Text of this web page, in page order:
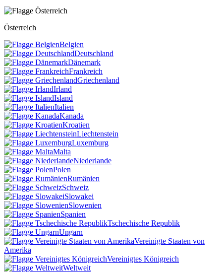
Österreich
Belgien
Deutschland
Dänemark
Frankreich
Griechenland
Irland
Island
Italien
Kanada
Kroatien
Liechtenstein
Luxemburg
Malta
Niederlande
Polen
Rumänien
Schweiz
Slowakei
Slowenien
Spanien
Tschechische Republik
Ungarn
Vereinigte Staaten von
Amerika
Vereinigtes Königreich
Weltweit